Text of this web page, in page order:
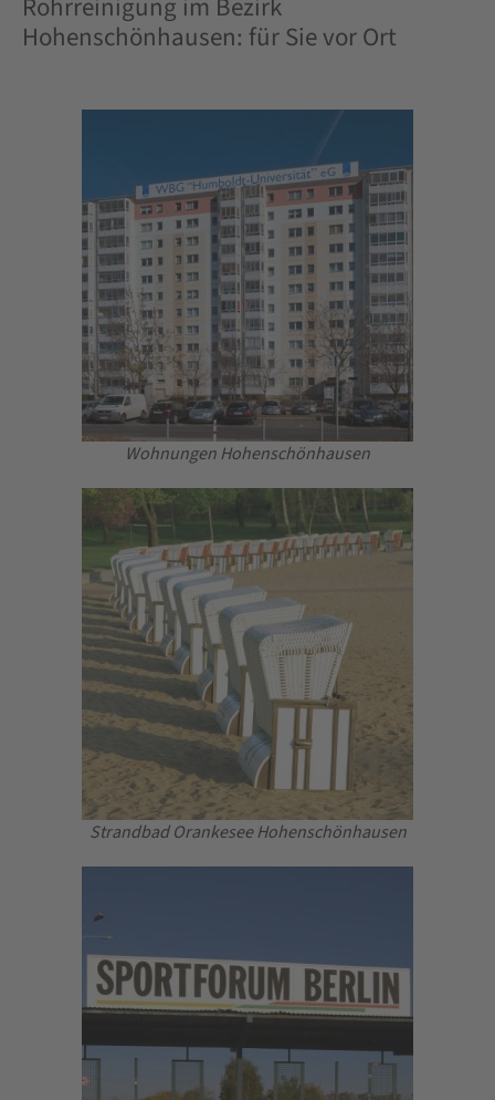
Hohenschönhausen: für Sie vor Ort
Wohnungen Hohenschönhausen
Strandbad Orankesee Hohenschönhausen